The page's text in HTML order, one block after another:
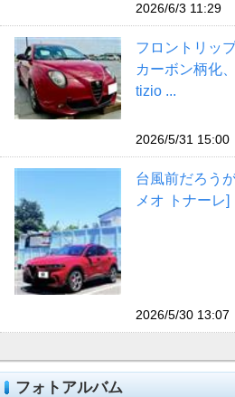
2026/6/3 11:29
フロントリッ
カーボン柄化
tizio ...
2026/5/31 15:00
台風前だろう
メオ トナーレ]
2026/5/30 13:07
フォトアルバム